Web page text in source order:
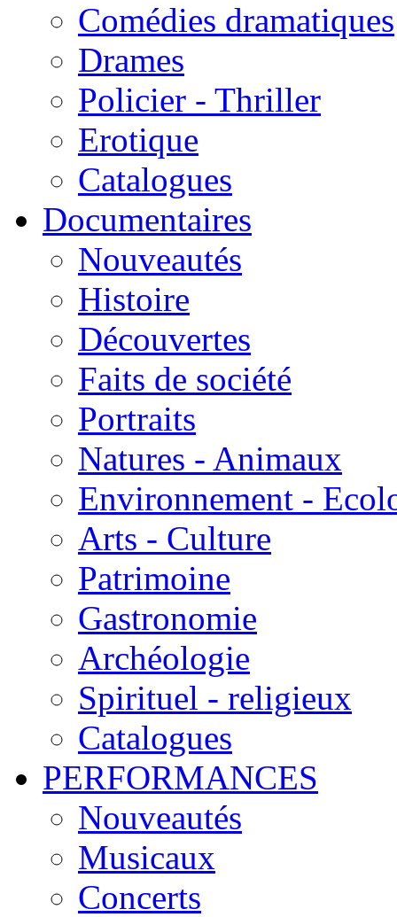
Comédies dramatiques
Drames
Policier - Thriller
Erotique
Catalogues
Documentaires
Nouveautés
Histoire
Découvertes
Faits de société
Portraits
Natures - Animaux
Environnement -
Arts - Culture
Patrimoine
Gastronomie
Archéologie
Spirituel - religieux
Catalogues
PERFORMANCES
Nouveautés
Musicaux
Concerts